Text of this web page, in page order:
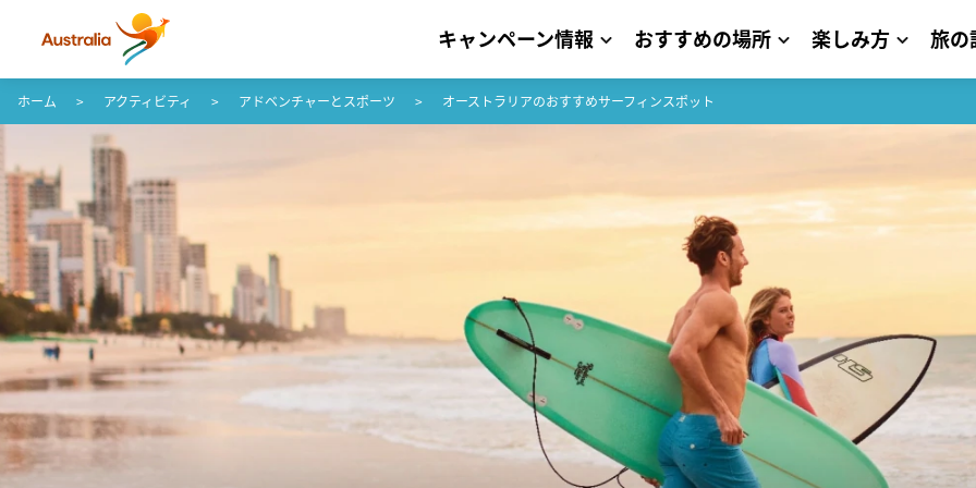
コンテンツへスキップ
フッターナビゲーションへスキップ
キャンペーン情報 おすすめの場所 楽しみ方 旅の
ホーム アクティビティ アドベンチャーとスポーツ オーストラリアのおすすめサーフィンスポット